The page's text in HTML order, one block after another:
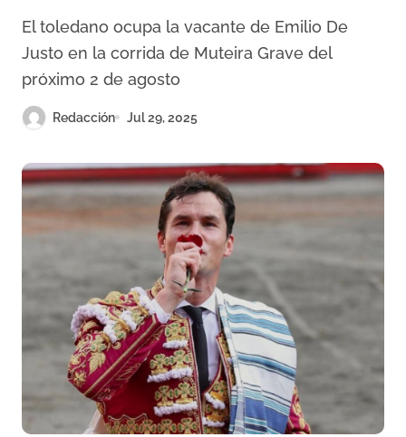
Ignacio
El toledano ocupa la vacante de Emilio De
Justo en la corrida de Muteira Grave del
próximo 2 de agosto
Redacción Jul 29, 2025